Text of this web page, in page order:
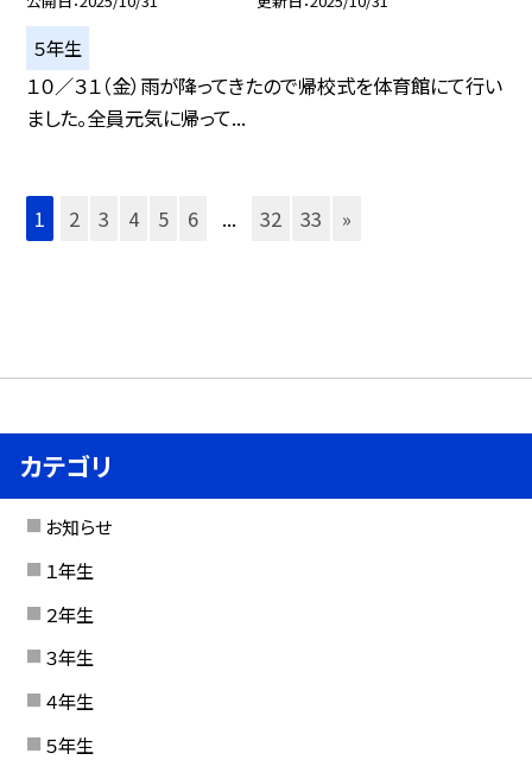
５年生
１０／３１（金）雨が降ってきたので帰校式を体育館にて行い
ました。全員元気に帰って...
1 2 3 4 5 6 ... 32 33 »
カテゴリ
お知らせ
１年生
２年生
３年生
４年生
５年生